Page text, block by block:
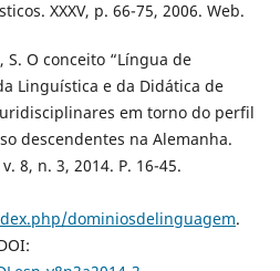
XXXV, p. 66-75, 2006. Web.
S. O conceito “Língua de
Linguística e da Didática de
em torno do perfil
descendentes na Alemanha.
8, n. 3, 2014. P. 16-45.
dominiosdelinguagem.